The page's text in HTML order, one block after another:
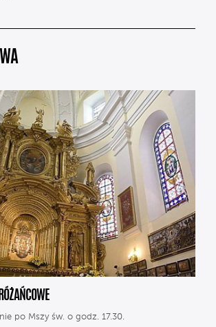
po Mszy św. o godz. 17.30.